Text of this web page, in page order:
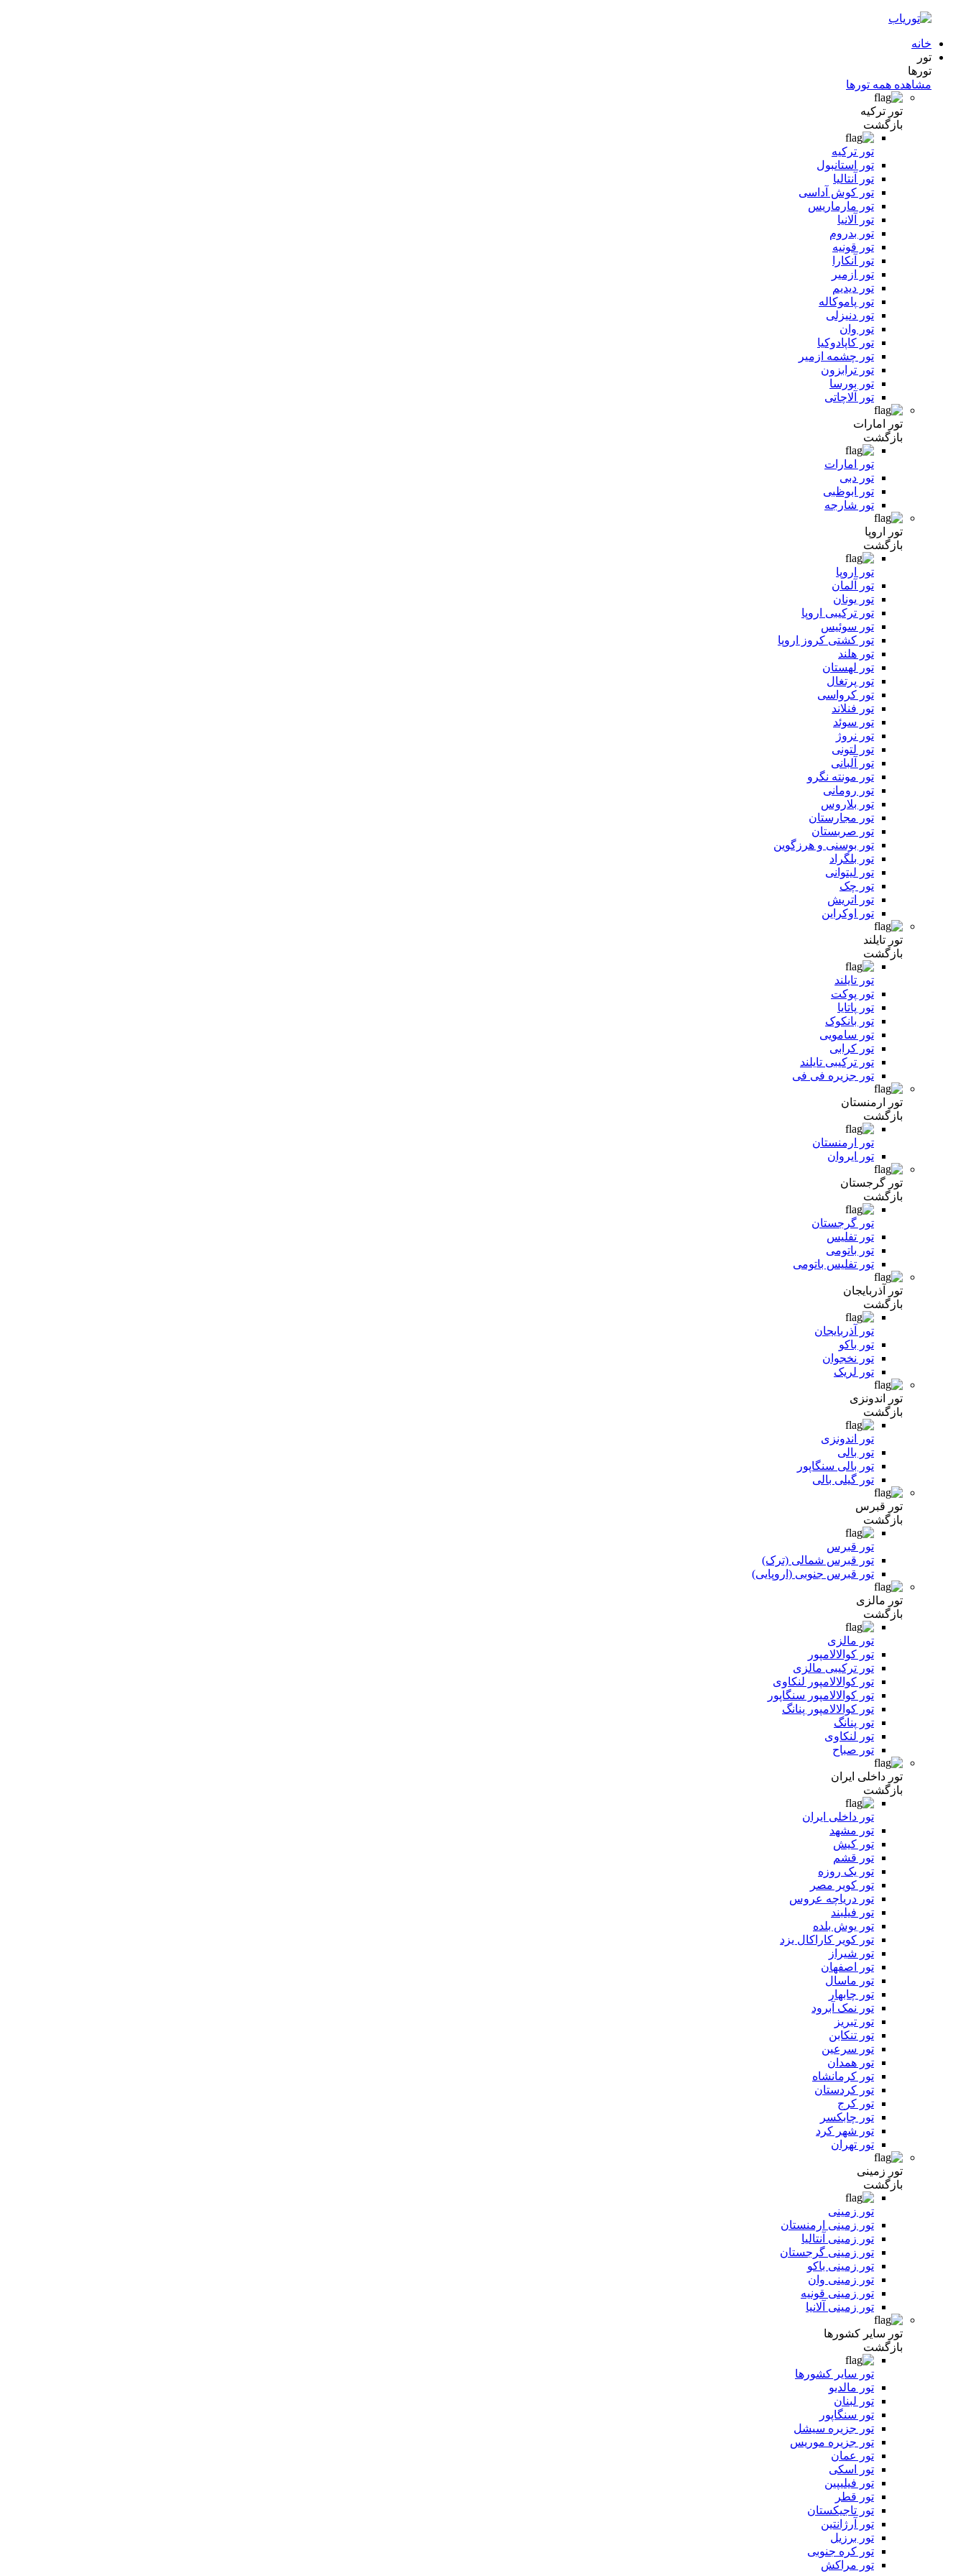
خانه
تور
تورها
مشاهده همه تورها
تور ترکیه
بازگشت
تور ترکیه
تور استانبول
تور آنتالیا
تور کوش آداسی
تور مارماریس
تور آلانیا
تور بدروم
تور قونیه
تور آنکارا
تور ازمیر
تور دیدیم
تور پاموکاله
تور دنیزلی
تور وان
تور کاپادوکیا
تور چشمه ازمیر
تور ترابزون
تور بورسا
تور آلاچاتی
تور امارات
بازگشت
تور امارات
تور دبی
تور ابوظبی
تور شارجه
تور اروپا
بازگشت
تور اروپا
تور آلمان
تور یونان
تور ترکیبی اروپا
تور سوئیس
تور کشتی کروز اروپا
تور هلند
تور لهستان
تور پرتغال
تور کرواسی
تور فنلاند
تور سوئد
تور نروژ
تور لتونی
تور آلبانی
تور مونته نگرو
تور رومانی
تور بلاروس
تور مجارستان
تور صربستان
تور بوسنی و هرزگوین
تور بلگراد
تور لیتوانی
تور چک
تور اتریش
تور اوکراین
تور تایلند
بازگشت
تور تایلند
تور پوکت
تور پاتایا
تور بانکوک
تور سامویی
تور کرابی
تور ترکیبی تایلند
تور جزیره فی فی
تور ارمنستان
بازگشت
تور ارمنستان
تور ایروان
تور گرجستان
بازگشت
تور گرجستان
تور تفلیس
تور باتومی
تور تفلیس باتومی
تور آذربایجان
بازگشت
تور آذربایجان
تور باکو
تور نخجوان
تور لریک
تور اندونزی
بازگشت
تور اندونزی
تور بالی
تور بالی سنگاپور
تور گیلی بالی
تور قبرس
بازگشت
تور قبرس
تور قبرس شمالی (ترک)
تور قبرس جنوبی (اروپایی)
تور مالزی
بازگشت
تور مالزی
تور کوالالامپور
تور ترکیبی مالزی
تور کوالالامپور لنکاوی
تور کوالالامپور سنگاپور
تور کوالالامپور پنانگ
تور پنانگ
تور لنکاوی
تور صباح
تور داخلی ایران
بازگشت
تور داخلی ایران
تور مشهد
تور کیش
تور قشم
تور یک روزه
تور کویر مصر
تور دریاچه عروس
تور فیلبند
تور یوش بلده
تور کویر کاراکال یزد
تور شیراز
تور اصفهان
تور ماسال
تور چابهار
تور نمک آبرود
تور تبریز
تور تنکابن
تور سرعین
تور همدان
تور کرمانشاه
تور کردستان
تور کرج
تور چابکسر
تور شهر کرد
تور تهران
تور زمینی
بازگشت
تور زمینی
تور زمینی ارمنستان
تور زمینی آنتالیا
تور زمینی گرجستان
تور زمینی باکو
تور زمینی وان
تور زمینی قونیه
تور زمینی آلانیا
تور سایر کشورها
بازگشت
تور سایر کشورها
تور مالدیو
تور لبنان
تور سنگاپور
تور جزیره سیشل
تور جزیره موریس
تور عمان
تور اسکی
تور فیلیپین
تور قطر
تور تاجیکستان
تور آرژانتین
تور برزیل
تور کره جنوبی
تور مراکش